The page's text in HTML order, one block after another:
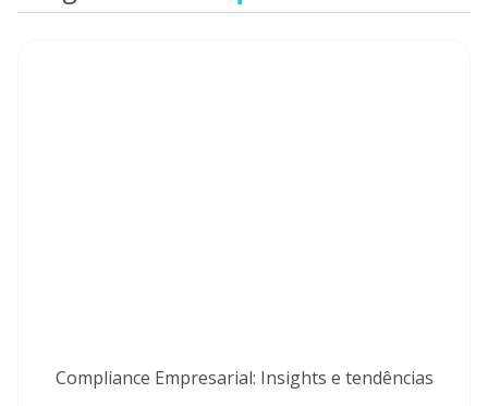
Compliance Empresarial: Insights e tendências